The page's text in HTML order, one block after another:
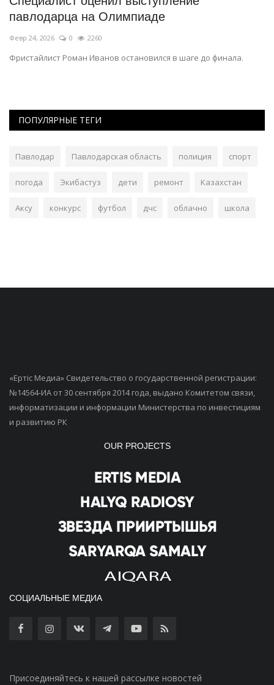
павлодарца на Олимпиаде
Февр 24, 2026 0 2260
Фристайлист Роман Иванов остановился в шаге до финала.
ПОПУЛЯРНЫЕ ТЕГИ
Павлодар Павлодарская область полиция спорт
погода Экибастуз дети ремонт Казахстан
Аксу конкурс футбол дчс облачно школа
«Ертiс Медиа» Свидетельство о государственной регистрации:
№14564-ИА от 30 сентября 2014 года, выдано Комитетом связи,
информатизации и информации Министерства по инвестициям
и развитию РК
OUR PROJECTS
СОЦИАЛЬНЫЕ МЕДИА
Присоединяйтесь к нашей рассылке новостей